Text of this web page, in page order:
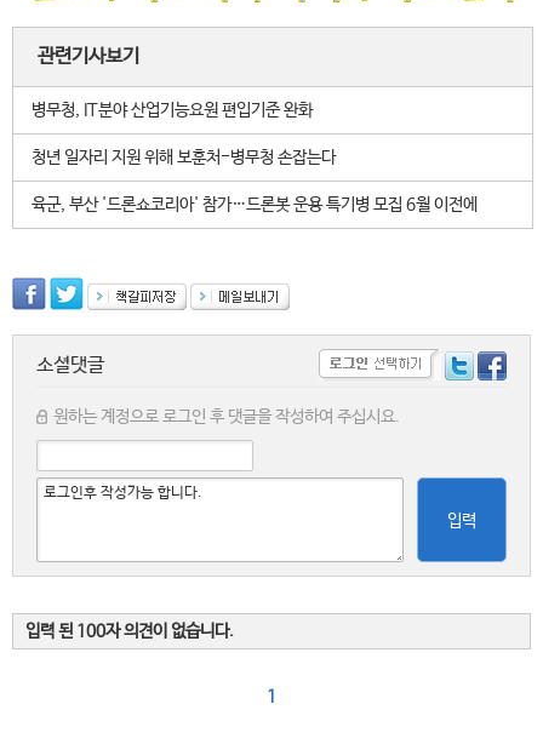
관련기사보기
병무청, IT분야 산업기능요원 편입기준 완화
청년 일자리 지원 위해 보훈처-병무청 손잡는다
육군, 부산 '드론쇼코리아' 참가…드론봇 운용 특기병 모집 6월 이전에
소셜댓글
원하는 계정으로 로그인 후 댓글을 작성하여 주십시요.
입력
입력 된 100자 의견이 없습니다.
1